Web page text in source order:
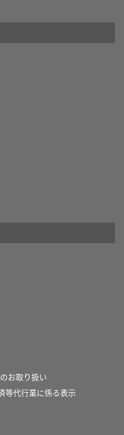
お取り扱い
等代行業に係る表示